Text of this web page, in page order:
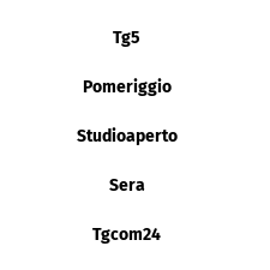
Tg5
Pomeriggio
Studioaperto
Sera
Tgcom24